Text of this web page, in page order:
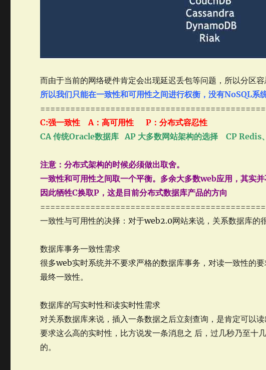
而由于当前的网络硬件肯定会出现延迟丢包等问题，所以分区容
所以我们只能在一致性和可用性之间进行权衡，没有NoSQL系
C:强一致性 A：高可用性 P：分布式容忍性
CA 传统Oracle数据库 AP 大多数网站架构的选择 CP
注意：分布式架构的时候必须做出取舍。
一致性和可用性之间取一个平衡。多余大多数web应用，其实并
因此牺牲C换取P，这是目前分布式数据库产品的方向
一致性与可用性的决择：对于web2.0网站来说，关系数据库的
数据库事务一致性需求
很多web实时系统并不要求严格的数据库事务，对读一致性的
最终一致性。
数据库的写实时性和读实时性需求
对关系数据库来说，插入一条数据之后立刻查询，是肯定可以
要求这么高的实时性，比方说发一条消息之 后，过几秒乃至十
的。